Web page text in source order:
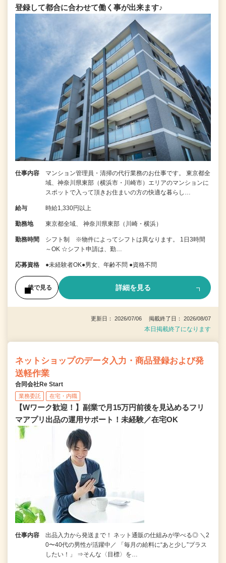
登録して都合に合わせて働く事が出来ます♪
仕事内容
マンション管理員・清掃の代行業務のお仕事です。 東京都全
域、神奈川県東部（横浜市・川崎市）エリアのマンションに
スポットで入って頂きお住まいの方の快適な暮らし…
給与 時給1,330円以上
勤務地 東京都全域、 神奈川県東部（川崎・横浜）
勤務時間
シフト制 ※物件によってシフトは異なります。 1日3時間
～OK ☆シフト申請は、勤…
応募資格 ●未経験者OK●男女、年齢不問 ●資格不問
後で見る 詳細を見る
更新日： 2026/07/06 掲載終了日： 2026/08/07
本日掲載終了になります
ネットショップのデータ入力・商品登録および発
送軽作業
合同会社Re Start
業務委託 在宅・内職
【Wワーク歓迎！】副業で月15万円前後を見込めるフリ
マアプリ出品の運用サポート！未経験／在宅OK
仕事内容
出品入力から発送まで！ ネット通販の仕組みが学べる◎ ＼2
0〜40代の男性が活躍中／ 「毎月の給料に“あと少し”プラス
したい！」 ⇒そんな〈目標〉を…